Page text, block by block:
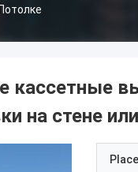
кассетные
на стене